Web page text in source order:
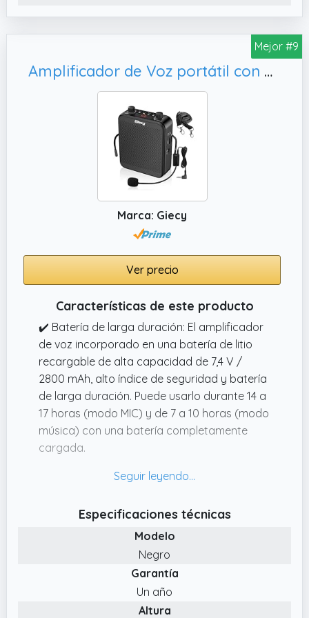
Mejor #9
Amplificador de Voz portátil con micrófono 30W batería Recargable 2800mah, presentadore(Negro)
Marca: Giecy
Ver precio
Características de este producto
✔️ Batería de larga duración: El amplificador
de voz incorporado en una batería de litio
recargable de alta capacidad de 7,4 V /
2800 mAh, alto índice de seguridad y batería
de larga duración. Puede usarlo durante 14 a
17 horas (modo MIC) y de 7 a 10 horas (modo
música) con una batería completamente
cargada.
Amplificador de voz hifi compatible con
reproducir. Puede elegir la canción que desee
de forma arbitraria, repetir una melodía
única o avanzar rápidamente hacia adelante
y hacia adelante la parte que desee.
✔️ Amplificador de voz portátil ： El
amplificador de voz liviano hará que su
Especificaciones técnicas
Modelo
Negro
Garantía
Un año
Altura